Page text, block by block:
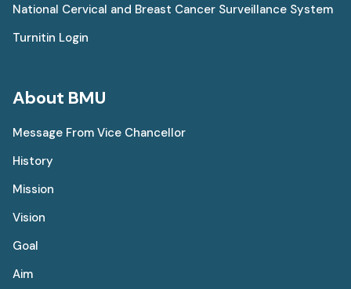
National Cervical and Breast Cancer Surveillance System
Turnitin Login
About BMU
Message From Vice Chancellor
History
Mission
Vision
Goal
Aim